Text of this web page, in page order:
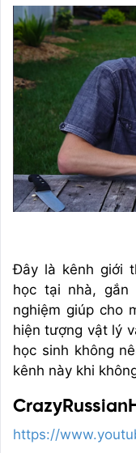
Đây là kênh giới
học tại nhà,
nghiệm giúp cho
hiện tượng vật lý
học sinh không
kênh này khi
https://